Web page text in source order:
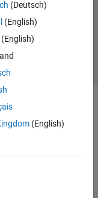
(Deutsch)
(English)
(English)
(English)
Website auswählen
Deutschland